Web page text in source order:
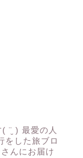
¨̮ ) 最愛の人
をした旅ブロ
んにお届け